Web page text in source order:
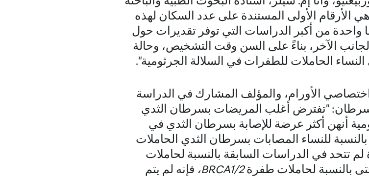
الأرقام الأولى المستندة على عدد السكان لهذه
واحدة من أكبر الدراسات التي توفر تقديرات حول
الآخر، بناءً على السن وقت التشخيص، وحالة
النساء الحاملات للطفرات في السلالة الجرثومية".
الأورام، والمؤلف المشارك في الدراسة
"تفترض أغلب المريضات بسرطان الثدي
أنهن أكثر عرضة للإصابة بسرطان الثدي في
للنساء المصابات بسرطان الثدي الحاملات
تتحد في الدراسات السابقة بالنسبة لحاملات
بالنسبة لحاملات طفرةBRCA1/2، فإنه لم يتم